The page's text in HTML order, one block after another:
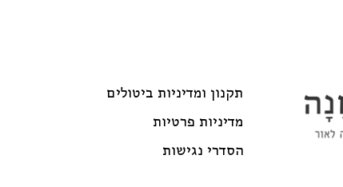
תקנון ומדיניות ביטולים
מדיניות פרטיות
הסדרי נגישות